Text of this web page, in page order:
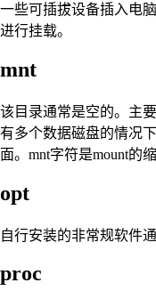
一些可插拔设备插入电
进行挂载。
mnt
该目录通常是空的。主
有多个数据磁盘的情况
面。mnt字符是mount的
opt
自行安装的非常规软件
proc